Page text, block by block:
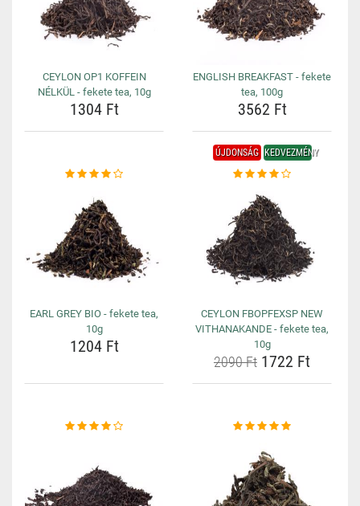
CEYLON OP1 KOFFEIN
NÉLKÜL - fekete tea, 10g
1304 Ft
ENGLISH BREAKFAST - fekete
tea, 100g
3562 Ft
EARL GREY BIO - fekete tea,
10g
1204 Ft
ÚJDONSÁG KEDVEZMÉNY
CEYLON FBOPFEXSP NEW
VITHANAKANDE - fekete tea,
10g
2090 Ft 1722 Ft